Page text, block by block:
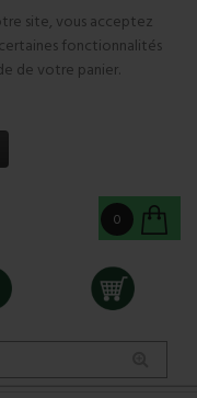
site, vous acceptez
fonctionnalités
de votre panier.
0